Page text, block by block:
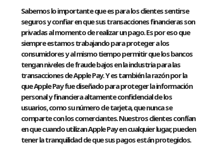
Sabemos lo importante que es para los clientes sentirse
seguros y confiar en que sus transacciones financieras son
privadas al momento de realizar un pago. Es por eso que
siempre estamos trabajando para proteger a los
consumidores y al mismo tiempo permitir que los bancos
tengan niveles de fraude bajos en la industria para las
transacciones de Apple Pay. Y es también la razón por la
que Apple Pay fue diseñado para proteger la información
personal y financiera altamente confidencial de los
usuarios, como su número de tarjeta, que nunca se
comparte con los comerciantes. Nuestros clientes confían
en que cuando utilizan Apple Pay en cualquier lugar, pueden
tener la tranquilidad de que sus pagos están protegidos.